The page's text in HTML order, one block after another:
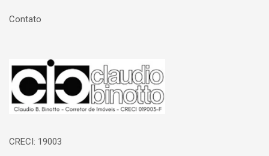
Contato
Página inicial
CRECI: 19003